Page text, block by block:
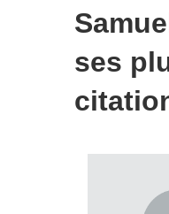
ses